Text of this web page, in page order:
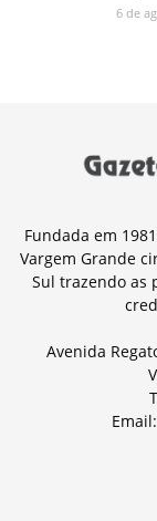
6 de
Fundada em
Vargem Grande
Sul trazendo as
Avenida